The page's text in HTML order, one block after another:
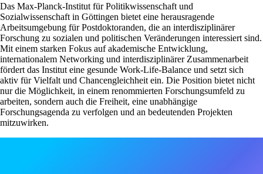
Das Max-Planck-Institut für Politikwissenschaft und
Sozialwissenschaft in Göttingen bietet eine herausragende
Arbeitsumgebung für Postdoktoranden, die an interdisziplinärer
Forschung zu sozialen und politischen Veränderungen interessiert sind.
Mit einem starken Fokus auf akademische Entwicklung,
internationalem Networking und interdisziplinärer Zusammenarbeit
fördert das Institut eine gesunde Work-Life-Balance und setzt sich
aktiv für Vielfalt und Chancengleichheit ein. Die Position bietet nicht
nur die Möglichkeit, in einem renommierten Forschungsumfeld zu
arbeiten, sondern auch die Freiheit, eine unabhängige
Forschungsagenda zu verfolgen und an bedeutenden Projekten
mitzuwirken.